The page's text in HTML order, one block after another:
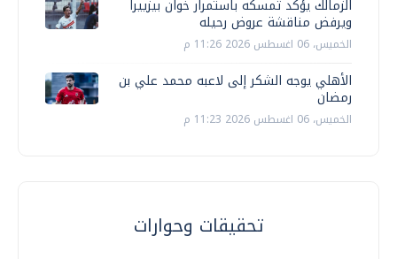
الزمالك يؤكد تمسكه باستمرار خوان بيزييرا
ويرفض مناقشة عروض رحيله
الخميس، 06 اغسطس 2026 11:26 م
الأهلي يوجه الشكر إلى لاعبه محمد علي بن
رمضان
الخميس، 06 اغسطس 2026 11:23 م
تحقيقات وحوارات